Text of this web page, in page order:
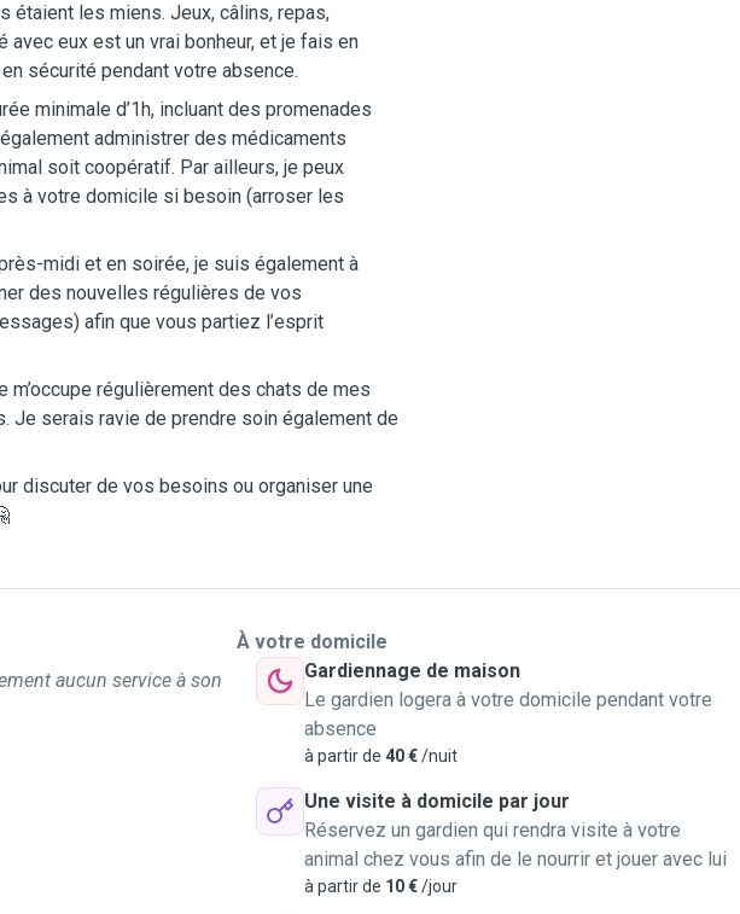
étaient les miens. Jeux, câlins, repas,
avec eux est un vrai bonheur, et je fais en
sécurité pendant votre absence.
minimale d’1h, incluant des promenades
administrer des médicaments
soit coopératif. Par ailleurs, je peux
à votre domicile si besoin (arroser les
midi et en soirée, je suis également à
des nouvelles régulières de vos
afin que vous partiez l’esprit
m’occupe régulièrement des chats de mes
Je serais ravie de prendre soin également de
discuter de vos besoins ou organiser une
aucun service à son
À votre domicile
Gardiennage de maison
Le gardien logera à votre domicile pendant votre
absence
à partir de 40 €/nuit
Une visite à domicile par jour
Réservez un gardien qui rendra visite à votre
animal chez vous afin de le nourrir et jouer avec lui
à partir de 10 €/jour